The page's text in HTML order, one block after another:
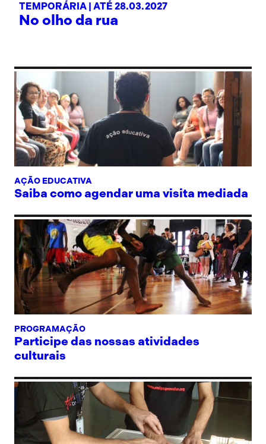
TEMPORÁRIA | ATÉ 28.03.2027
No olho da rua
AÇÃO EDUCATIVA
Saiba como agendar uma visita mediada
PROGRAMAÇÃO
Participe das nossas atividades
culturais